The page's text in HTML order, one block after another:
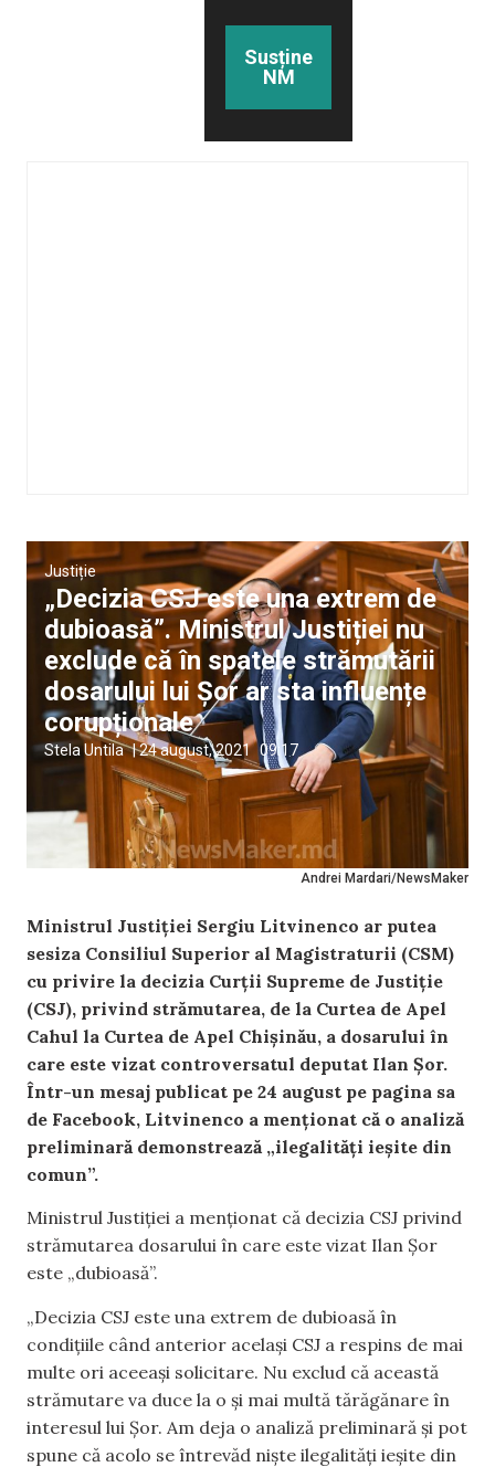
Susține
NM
Andrei Mardari/NewsMaker
Justiție
„Decizia CSJ este una extrem de
dubioasă”. Ministrul Justiției nu
exclude că în spatele strămutării
dosarului lui Șor ar sta influențe
corupționale
Stela Untila |24 august, 2021 09:17
Ministrul Justiției Sergiu Litvinenco ar putea
sesiza Consiliul Superior al Magistraturii (CSM)
cu privire la decizia Curții Supreme de Justiție
(CSJ), privind strămutarea, de la Curtea de Apel
Cahul la Curtea de Apel Chișinău, a dosarului în
care este vizat controversatul deputat Ilan Șor.
Într-un mesaj publicat pe 24 august pe pagina sa
de Facebook, Litvinenco a menționat că o analiză
preliminară demonstrează „ilegalități ieșite din
comun”.
Ministrul Justiției a menționat că decizia CSJ privind
strămutarea dosarului în care este vizat Ilan Șor
este „dubioasă”.
„Decizia CSJ este una extrem de dubioasă în
condițiile când anterior același CSJ a respins de mai
multe ori aceeași solicitare. Nu exclud că această
strămutare va duce la o și mai multă tărăgănare în
interesul lui Șor. Am deja o analiză preliminară și pot
spune că acolo se întrevăd niște ilegalități ieșite din